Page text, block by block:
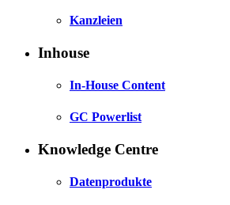
Kanzleien
Inhouse
In-House Content
GC Powerlist
Knowledge Centre
Datenprodukte